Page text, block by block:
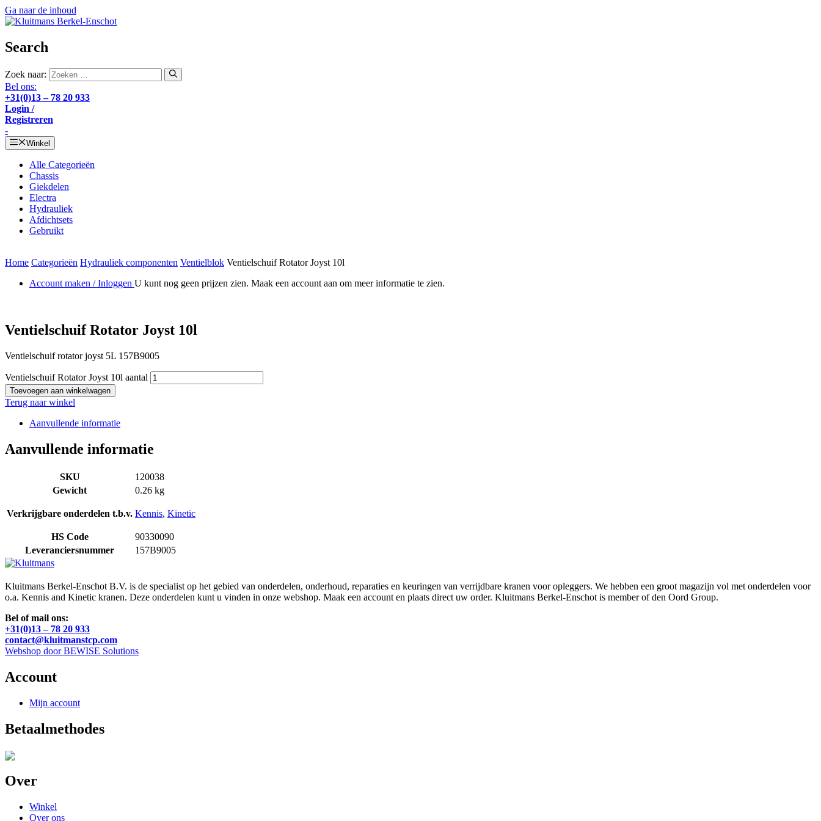
Ga naar de inhoud
Search
Zoek naar:
Bel ons:
+31(0)13 – 78 20 933
Login /
Registreren
-
Winkel
Alle Categorieën
Chassis
Giekdelen
Electra
Hydrauliek
Afdichtsets
Gebruikt
Home Categorieën Hydrauliek componenten Ventielblok Ventielschuif Rotator Joyst 10l
Account maken / Inloggen U kunt nog geen prijzen zien. Maak een account aan om meer informatie te zien.
Ventielschuif Rotator Joyst 10l
Ventielschuif rotator joyst 5L 157B9005
Ventielschuif Rotator Joyst 10l aantal
Toevoegen aan winkelwagen
Terug naar winkel
Aanvullende informatie
Aanvullende informatie
SKU
120038
Gewicht
0.26 kg
Verkrijgbare onderdelen t.b.v. Kennis, Kinetic
HS Code
90330090
Leveranciersnummer
157B9005
Kluitmans Berkel-Enschot B.V. is de specialist op het gebied van onderdelen, onderhoud, reparaties en keuringen van verrijdbare kranen voor opleggers. We hebben een groot magazijn vol met onderdelen voor
o.a. Kennis and Kinetic kranen. Deze onderdelen kunt u vinden in onze webshop. Maak een account en plaats direct uw order. Kluitmans Berkel-Enschot is member of den Oord Group.
Bel of mail ons:
+31(0)13 – 78 20 933
contact@kluitmanstcp.com
Webshop door BEWISE Solutions
Account
Mijn account
Betaalmethodes
Over
Winkel
Over ons